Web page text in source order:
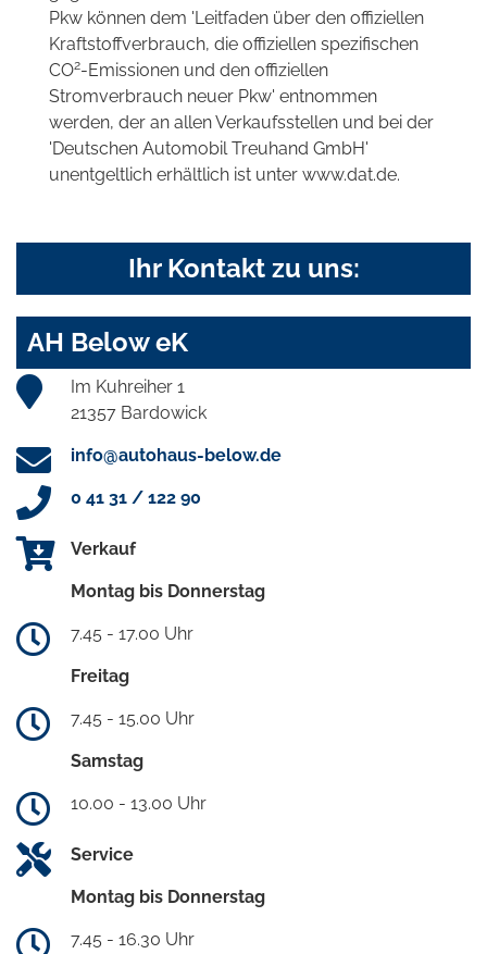
Pkw können dem 'Leitfaden über den offiziellen
Kraftstoffverbrauch, die offiziellen spezifischen
CO2-Emissionen und den offiziellen
Stromverbrauch neuer Pkw' entnommen
werden, der an allen Verkaufsstellen und bei der
'Deutschen Automobil Treuhand GmbH'
unentgeltlich erhältlich ist unter www.dat.de.
Ihr Kontakt zu uns:
AH Below eK
Im Kuhreiher 1
21357 Bardowick
info@autohaus-below.de
0 41 31 / 122 90
Verkauf
Montag bis Donnerstag
7.45 - 17.00 Uhr
Freitag
7.45 - 15.00 Uhr
Samstag
10.00 - 13.00 Uhr
Service
Montag bis Donnerstag
7.45 - 16.30 Uhr